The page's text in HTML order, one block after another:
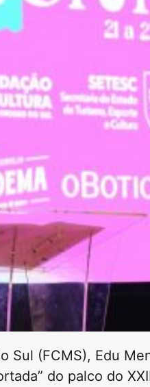
Sul (FCMS), Edu
do palco do